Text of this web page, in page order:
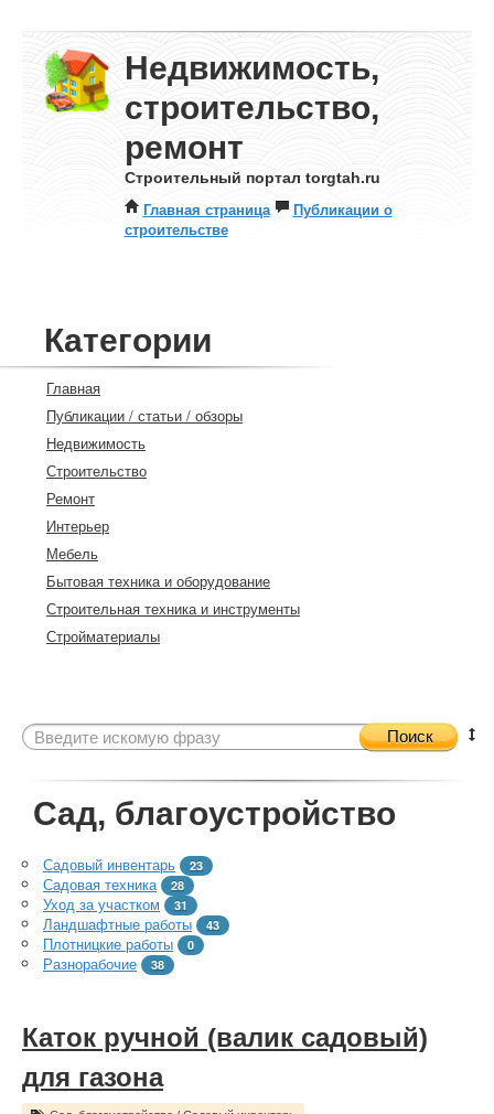
Недвижимость,
строительство,
ремонт
Строительный портал torgtah.ru
Главная страница
Публикации о
строительстве
Категории
Главная
Публикации / статьи / обзоры
Недвижимость
Строительство
Ремонт
Интерьер
Мебель
Бытовая техника и оборудование
Строительная техника и инструменты
Стройматериалы
Поиск
Сад, благоустройство
Садовый инвентарь 23
Садовая техника 28
Уход за участком 31
Ландшафтные работы 43
Плотницкие работы 0
Разнорабочие 38
Каток ручной (валик садовый)
для газона